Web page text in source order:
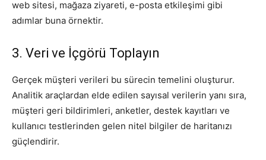
web sitesi, mağaza ziyareti, e-posta etkileşimi gibi
adımlar buna örnektir.
3. Veri ve İçgörü Toplayın
Gerçek müşteri verileri bu sürecin temelini oluşturur.
Analitik araçlardan elde edilen sayısal verilerin yanı sıra,
müşteri geri bildirimleri, anketler, destek kayıtları ve
kullanıcı testlerinden gelen nitel bilgiler de haritanızı
güçlendirir.